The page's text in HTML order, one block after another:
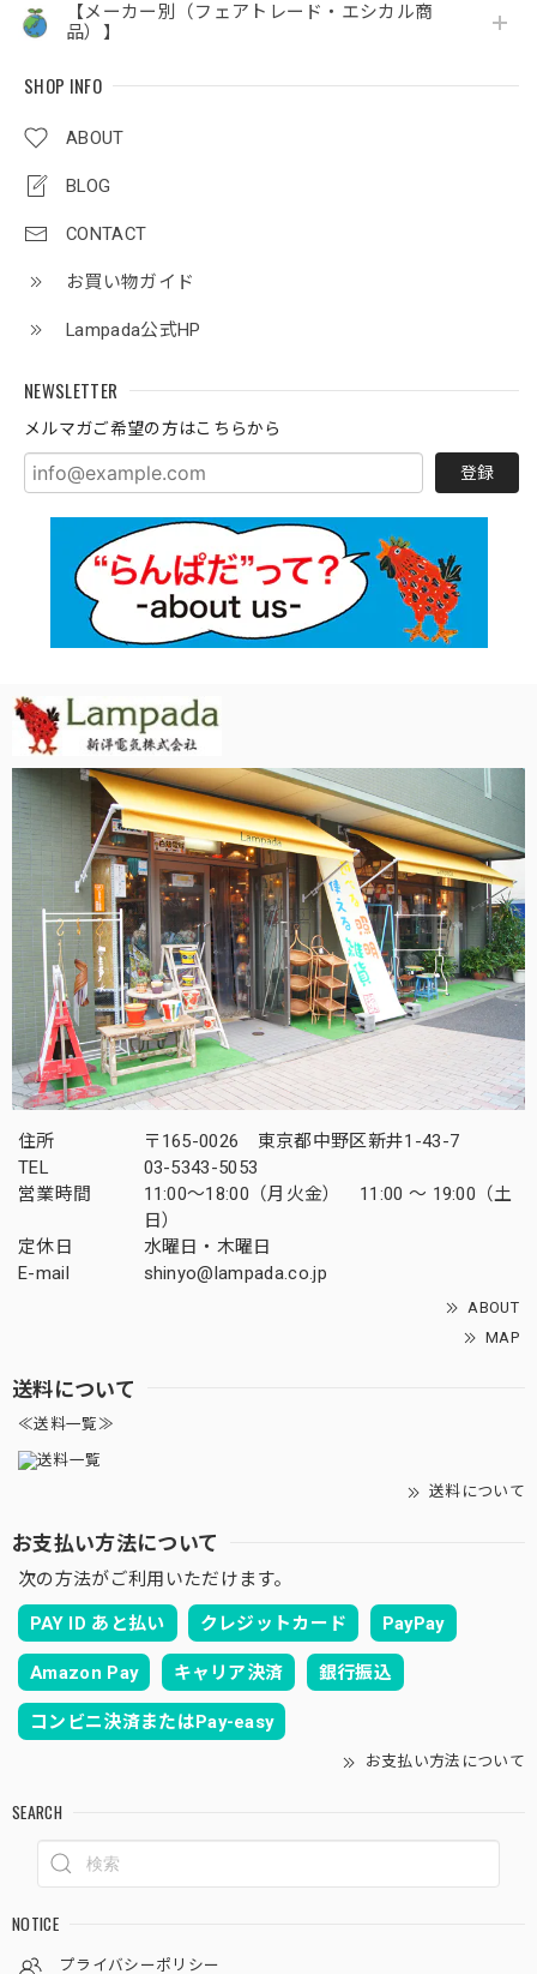
【メーカー別（フェアトレード・エシカル商
品）】
SHOP INFO
ABOUT
BLOG
CONTACT
お買い物ガイド
Lampada公式HP
NEWSLETTER
メルマガご希望の方はこちらから
登録
住所
〒165-0026 東京都中野区新井1-43-7
TEL
03-5343-5053
営業時間
11:00～18:00（月火金） 11:00 ～ 19:00（土
日）
定休日
水曜日・木曜日
E-mail
shinyo@lampada.co.jp
ABOUT
MAP
送料について
≪送料一覧≫
送料について
お支払い方法について
次の方法がご利用いただけます。
PAY ID あと払い クレジットカード PayPay
Amazon Pay キャリア決済 銀行振込
コンビニ決済またはPay-easy
お支払い方法について
SEARCH
NOTICE
プライバシーポリシー